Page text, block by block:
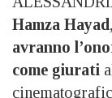
Hamza Hayad
avranno
come giurati